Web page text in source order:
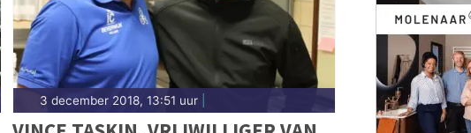
3 december 2018, 13:51 uur|